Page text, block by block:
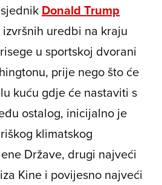
Donald Trump
uredbi na kraju
u sportskoj dvorani
prije nego što će
kuću gdje će nastaviti s
ostalog, inicijalno je
klimatskog
Države, drugi najveći
Kine i povijesno najveći